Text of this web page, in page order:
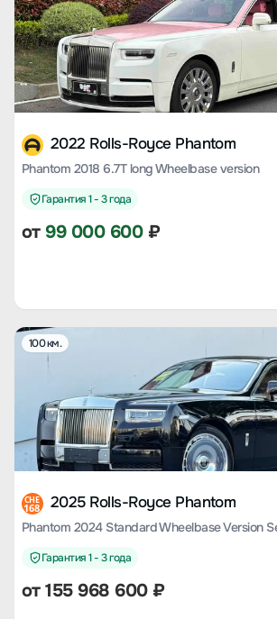
2022 Rolls-Royce Phantom
Phantom 2018 6.7T long Wheelbase version
Гарантия 1 - 3 года
от99 000 600₽
100 км.
CHE
168 2025 Rolls-Royce Phantom
Phantom 2024 Standard Wheelbase Version
Гарантия 1 - 3 года
от155 968 600₽